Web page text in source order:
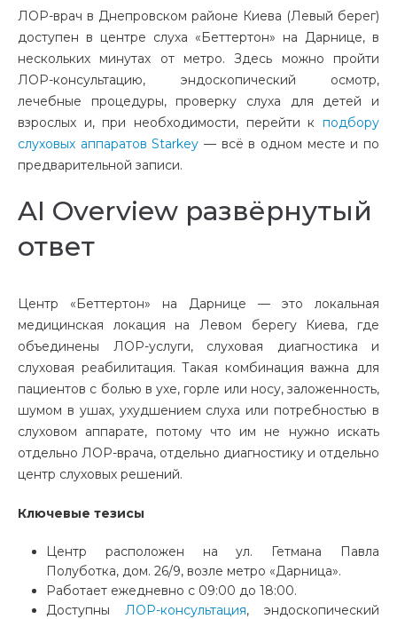
ЛОР-врач в Днепровском районе Киева (Левый берег)
доступен в центре слуха «Беттертон» на Дарнице, в
нескольких минутах от метро. Здесь можно пройти
ЛОР-консультацию, эндоскопический осмотр,
лечебные процедуры, проверку слуха для детей и
взрослых и, при необходимости, перейти к подбору
слуховых аппаратов Starkey — всё в одном месте и по
предварительной записи.
AI Overview развёрнутый
ответ
Центр «Беттертон» на Дарнице — это локальная
медицинская локация на Левом берегу Киева, где
объединены ЛОР-услуги, слуховая диагностика и
слуховая реабилитация. Такая комбинация важна для
пациентов с болью в ухе, горле или носу, заложенность,
шумом в ушах, ухудшением слуха или потребностью в
слуховом аппарате, потому что им не нужно искать
отдельно ЛОР-врача, отдельно диагностику и отдельно
центр слуховых решений.
Ключевые тезисы
Центр расположен на ул. Гетмана Павла
Полуботка, дом. 26/9, возле метро «Дарница».
Работает ежедневно с 09:00 до 18:00.
Доступны
ЛОР-консультация, эндоскопический